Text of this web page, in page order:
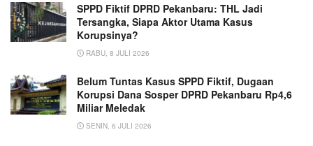
SPPD Fiktif DPRD Pekanbaru: THL Jadi
Tersangka, Siapa Aktor Utama Kasus
Korupsinya?
RABU, 8 JULI 2026
Belum Tuntas Kasus SPPD Fiktif, Dugaan
Korupsi Dana Sosper DPRD Pekanbaru Rp4,6
Miliar Meledak
SENIN, 6 JULI 2026